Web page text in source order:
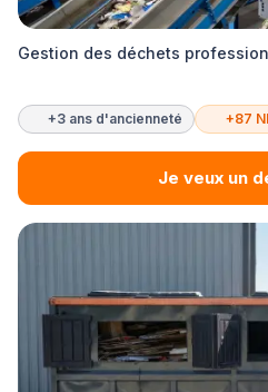
Gestion des déchets
+3 ans d'ancienneté +87
Je veux un